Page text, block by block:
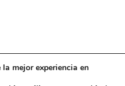
mejor experiencia en